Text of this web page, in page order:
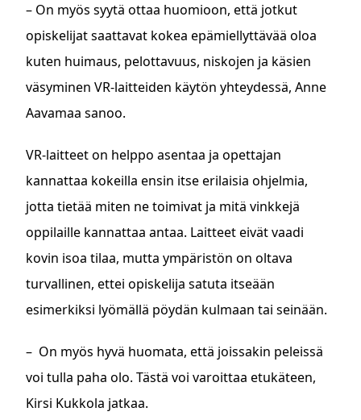
– On myös syytä ottaa huomioon, että jotkut
opiskelijat saattavat kokea epämiellyttävää oloa
kuten huimaus, pelottavuus, niskojen ja käsien
väsyminen VR-laitteiden käytön yhteydessä, Anne
Aavamaa sanoo.
VR-laitteet on helppo asentaa ja opettajan
kannattaa kokeilla ensin itse erilaisia ohjelmia,
jotta tietää miten ne toimivat ja mitä vinkkejä
oppilaille kannattaa antaa. Laitteet eivät vaadi
kovin isoa tilaa, mutta ympäristön on oltava
turvallinen, ettei opiskelija satuta itseään
esimerkiksi lyömällä pöydän kulmaan tai seinään.
– On myös hyvä huomata, että joissakin peleissä
voi tulla paha olo. Tästä voi varoittaa etukäteen,
Kirsi Kukkola jatkaa.